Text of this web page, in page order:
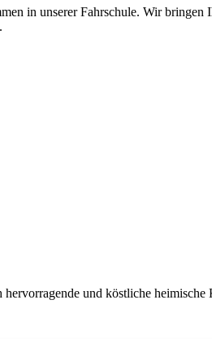
in unserer Fahrschule. Wir bringen
und köstliche